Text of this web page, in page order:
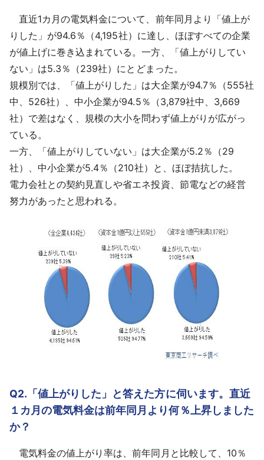
直近1カ月の電気料金について、前年同月より「値上が
りした」が94.6％（4,195社）に達し、ほぼすべての企業
が値上げに巻き込まれている。一方、「値上がりしてい
ない」は5.3％（239社）にとどまった。
規模別では、「値上がりした」は大企業が94.7％（555社
中、526社）、中小企業が94.5％（3,879社中、3,669
社）で差はなく、規模の大小を問わず値上がりが広がっ
ている。
一方、「値上がりしていない」は大企業が5.2％（29
社）、中小企業が5.4％（210社）と、ほぼ拮抗した。
電力会社との契約見直しや省エネ投資、節電などの経営
努力があったと思われる。
Q2.「値上がりした」と答えた方に伺います。直近
１カ月の電気料金は前年同月より何％上昇しました
か？
電気料金の値上がり率は、前年同月と比較して、10％